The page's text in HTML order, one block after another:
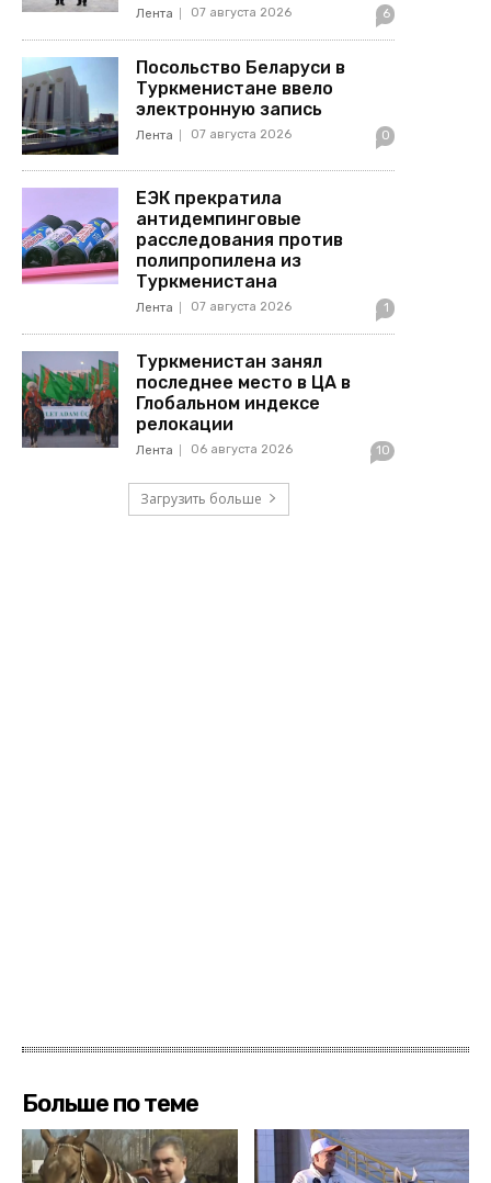
Лента 07 августа 2026 6
Посольство Беларуси в
Туркменистане ввело
электронную запись
Лента 07 августа 2026 0
ЕЭК прекратила
антидемпинговые
расследования против
полипропилена из
Туркменистана
Лента 07 августа 2026 1
Туркменистан занял
последнее место в ЦА в
Глобальном индексе
релокации
Лента 06 августа 2026 10
Загрузить больше
Больше по теме